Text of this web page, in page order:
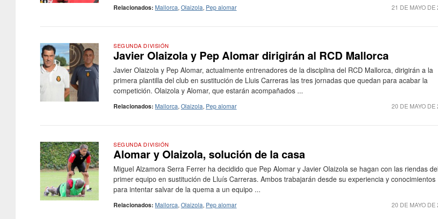
21 DE MAYO DE
Relacionados: Mallorca, Olaizola, Pep alomar
SEGUNDA DIVISIÓN
Javier Olaizola y Pep Alomar dirigirán al RCD Mallorca
Javier Olaizola y Pep Alomar, actualmente entrenadores de la disciplina del RCD Mallorca, dirigirán a la
primera plantilla del club en sustitución de Lluis Carreras las tres jornadas que quedan para acabar la
competición. Olaizola y Alomar, que estarán acompañados ...
20 DE MAYO DE
Relacionados: Mallorca, Olaizola, Pep alomar
SEGUNDA DIVISIÓN
Alomar y Olaizola, solución de la casa
Miguel Alzamora Serra Ferrer ha decidido que Pep Alomar y Javier Olaizola se hagan con las riendas del
primer equipo en sustitución de Lluís Carreras. Ambos trabajarán desde su experiencia y conocimientos
para intentar salvar de la quema a un equipo ...
20 DE MAYO DE
Relacionados: Mallorca, Olaizola, Pep alomar